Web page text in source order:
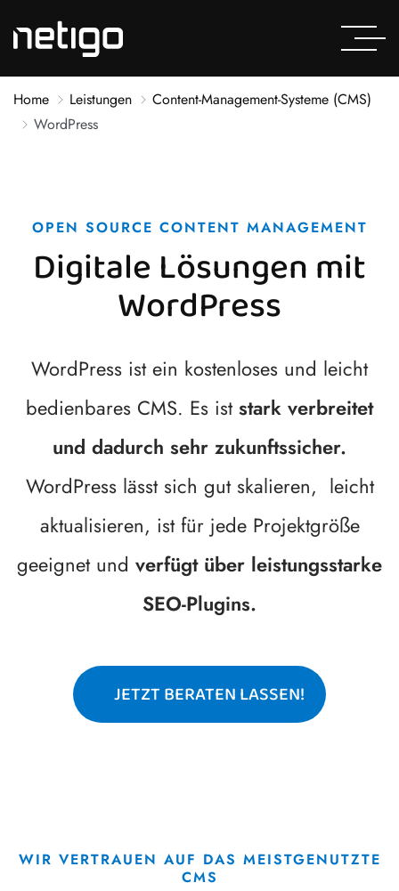
Home Leistungen
Content-Management-Systeme (CMS)
WordPress
OPEN SOURCE CONTENT MANAGEMENT
Digitale Lösungen mit
WordPress
WordPress ist ein kostenloses und leicht
bedienbares CMS. Es iststark verbreitet
und dadurch sehr zukunftssicher.
WordPress lässt sich gut skalieren, leicht
aktualisieren, ist für jede Projektgröße
geeignet und verfügt über leistungsstarke
SEO-Plugins.
JETZT BERATEN LASSEN!
WIR VERTRAUEN AUF DAS MEISTGENUTZTE
CMS